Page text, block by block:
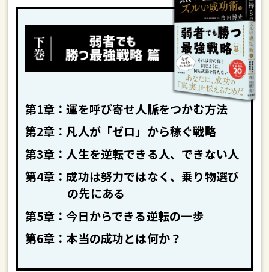
第1章：運を呼び寄せ人脈をつかむ方法
第2章：凡人が「ゼロ」から稼ぐ戦略
第3章：人生を逆転できる人、できない人
第4章：成功は努力ではなく、乗り物選び
の先にある
第5章：今日からできる逆転の一歩
第6章：本当の成功とは何か？